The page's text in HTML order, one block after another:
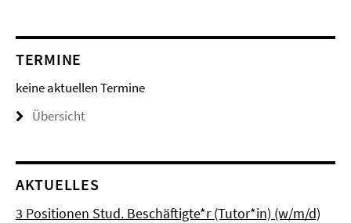
TERMINE
keine aktuellen Termine
Übersicht
AKTUELLES
3 Positionen Stud. Beschäftigte*r (Tutor*in) (w/m/d)